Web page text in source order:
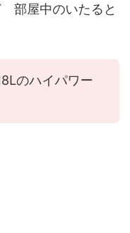
部屋中のいたると
のハイパワー